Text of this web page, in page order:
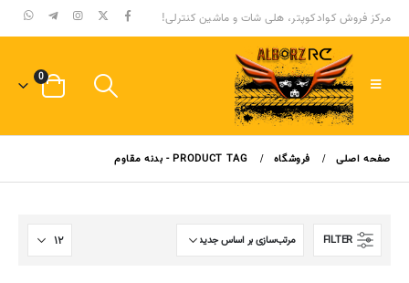
مرکز فروش کوادکوپتر، هلی شات و ماشین کنترلی!
0
صفحه اصلی فروشگاه PRODUCT TAG - بدنه مقاوم
FILTER